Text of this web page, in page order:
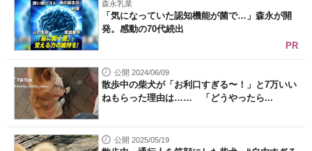
森永乳業
「気になっていた認知機能が菌で…」森永が開
発。感動の70代続出
PR
公開 2024/06/09
散歩中の柴犬が「お利口すぎる〜！」と7万いい
ねもらった理由は…… 「どうやったら...
公開 2025/05/19